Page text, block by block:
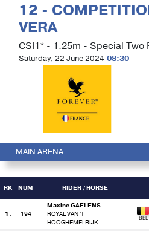
12 -
VERA
CSI1* - 1.25m - Special Two
Saturday, 22 June 2024 08:30
MAIN ARENA
RK NUM RIDER / HORSE
1. 194
Maxine GAELENS
ROYAL VAN 'T
HOOGHEMELRIJK